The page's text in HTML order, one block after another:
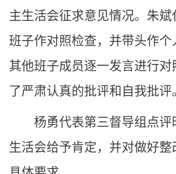
主生活会征求意见情况。朱斌
班子作对照检查，并带头作个
其他班子成员逐一发言进行对
了严肃认真的批评和自我批评
杨勇代表第三督导组点评
生活会给予肯定，并对做好整